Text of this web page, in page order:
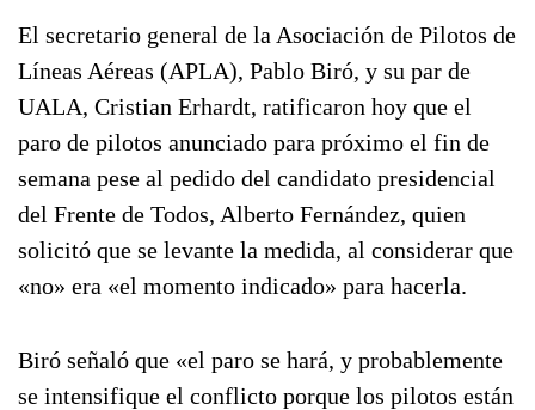
El secretario general de la Asociación de Pilotos de
Líneas Aéreas (APLA), Pablo Biró, y su par de
UALA, Cristian Erhardt, ratificaron hoy que el
paro de pilotos anunciado para próximo el fin de
semana pese al pedido del candidato presidencial
del Frente de Todos, Alberto Fernández, quien
solicitó que se levante la medida, al considerar que
«no» era «el momento indicado» para hacerla.
Biró señaló que «el paro se hará, y probablemente
se intensifique el conflicto porque los pilotos están